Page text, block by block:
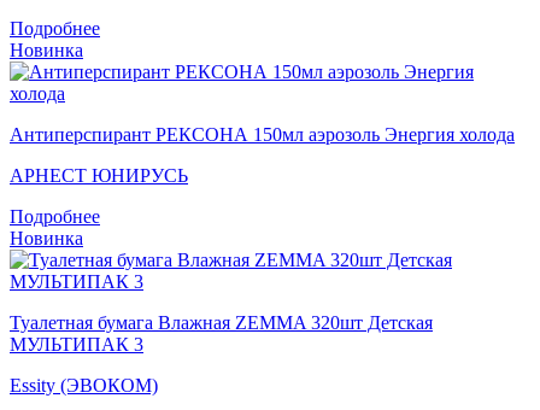
Подробнее
Новинка
Антиперспирант РЕКСОНА 150мл аэрозоль Энергия холода
АРНЕСТ ЮНИРУСЬ
Подробнее
Новинка
Туалетная бумага Влажная ZEMMA 320шт Детская
МУЛЬТИПАК 3
Essity (ЭВОКОМ)